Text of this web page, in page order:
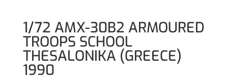
1/72 AMX-30B2 ARMOURED
TROOPS SCHOOL
THESALONIKA (GREECE)
1990